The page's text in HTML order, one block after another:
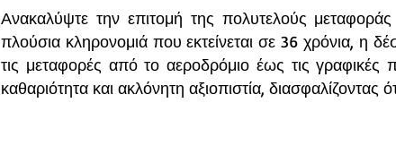
Ανακαλύψτε την επιτομή της πολυτελούς
πλούσια κληρονομιά που εκτείνεται σε 36 χρόνια, η
τις μεταφορές από το αεροδρόμιο έως τις γραφικές
καθαριότητα και ακλόνητη αξιοπιστία, διασφαλίζοντας